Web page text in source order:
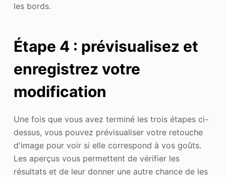
les bords.
Étape 4 : prévisualisez et
enregistrez votre
modification
Une fois que vous avez terminé les trois étapes ci-
dessus, vous pouvez prévisualiser votre retouche
d'image pour voir si elle correspond à vos goûts.
Les aperçus vous permettent de vérifier les
résultats et de leur donner une autre chance de les